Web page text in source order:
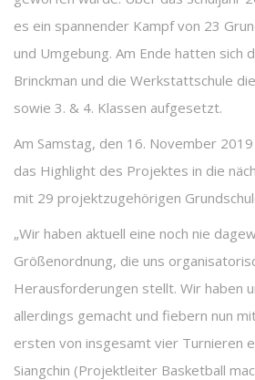
es ein spannender Kampf von 23
und Umgebung. Am Ende hatten sich
Brinckman und die Werkstattschule
sowie 3. & 4. Klassen aufgesetzt.
Am Samstag, den 16. November
das Highlight des Projektes in die
mit 29 projektzugehörigen
„Wir haben aktuell eine noch nie
Größenordnung, die uns
Herausforderungen stellt. Wir haben
allerdings gemacht und fiebern nun
ersten von insgesamt vier Turnieren
Siangchin (Projektleiter Basketball